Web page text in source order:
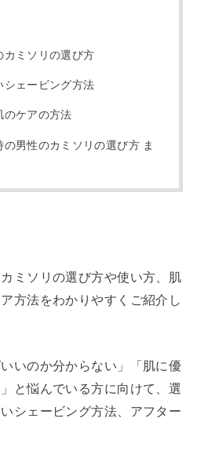
カミソリの選び方
シェービング方法
のケアの方法
の男性のカミソリの選び方 ま
ミソリの選び方や使い方、肌
方法をわかりやすくご紹介し
いのか分からない」「肌に優
と悩んでいる方に向けて、選
シェービング方法、アフター